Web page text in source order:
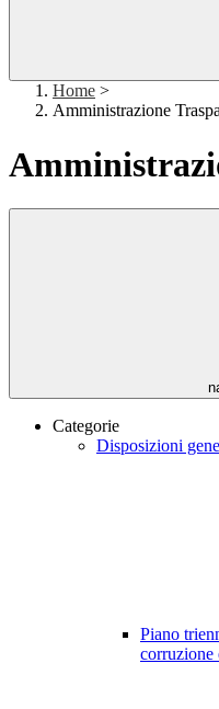
Home >
Amministrazione
Categorie
Disposizioni
Piano
corruzione